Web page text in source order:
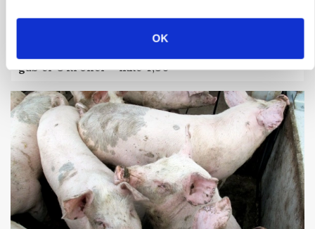
OK
gab er 3 kroner – ikke 4,30